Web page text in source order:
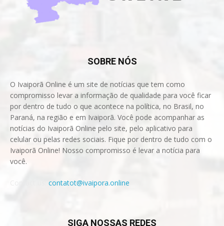
SOBRE NÓS
O Ivaiporã Online é um site de notícias que tem como
compromisso levar a informação de qualidade para você ficar
por dentro de tudo o que acontece na política, no Brasil, no
Paraná, na região e em Ivaiporã. Você pode acompanhar as
notícias do Ivaiporã Online pelo site, pelo aplicativo para
celular ou pelas redes sociais. Fique por dentro de tudo com o
Ivaiporã Online! Nosso compromisso é levar a notícia para
você.
contatot@ivaipora.online
SIGA NOSSAS REDES